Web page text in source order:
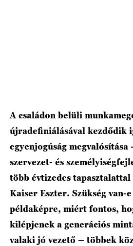
A családon belüli
újradefiniálásával kezdődik
egyenjogúság
szervezet- és
több évtizedes
Kaiser Eszter. Szükség van-
példaképre, miért fontos,
kilépjenek a generációs
valaki jó vezető – többek